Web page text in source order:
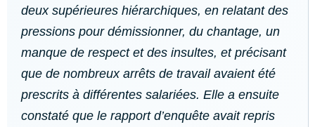
deux supérieures hiérarchiques, en relatant des
pressions pour démissionner, du chantage, un
manque de respect et des insultes, et précisant
que de nombreux arrêts de travail avaient été
prescrits à différentes salariées. Elle a ensuite
constaté que le rapport d’enquête avait repris